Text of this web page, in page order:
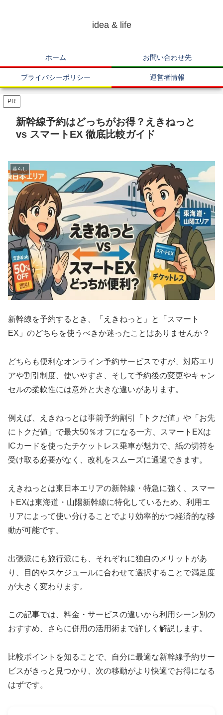
idea & life
ホーム お問い合わせ先
プライバシーポリシー 運営者情報
PR
新幹線予約はどっちがお得？えきねっと
vs スマートEX 徹底比較ガイド
暮らし
新幹線を予約するとき、「えきねっと」と「スマート
EX」のどちらを使うべきか迷ったことはありませんか？
どちらも便利なオンライン予約サービスですが、対応エリ
アや割引制度、使いやすさ、そして予約後の変更やキャン
セルの柔軟性には意外と大きな違いがあります。
例えば、えきねっとは事前予約割引「トクだ値」や「お先
にトクだ値」で最大50％オフになる一方、スマートEXは
ICカードを使ったチケットレス乗車が魅力で、紙の切符を
受け取る必要がなく、改札をスムーズに通過できます。
えきねっとは東日本エリアの新幹線・特急に強く、スマー
トEXは東海道・山陽新幹線に特化しているため、利用エ
リアによって使い分けることでより効率的かつ経済的な移
動が可能です。
出張派にも旅行派にも、それぞれに独自のメリットがあ
り、目的やスケジュールに合わせて選択することで満足度
が大きく変わります。
この記事では、料金・サービスの違いから利用シーン別の
おすすめ、さらに併用の活用術まで詳しく解説します。
比較ポイントを知ることで、自分に最適な新幹線予約サー
ビスがきっと見つかり、次の移動がより快適でお得になる
はずです。